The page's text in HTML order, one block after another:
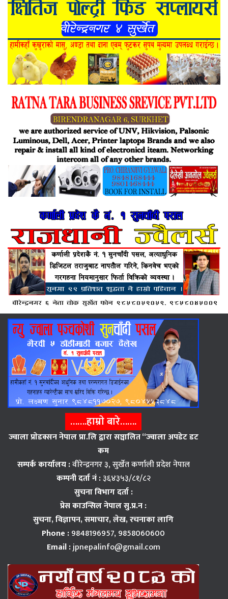
…….हाम्राे बारे…….
ज्वाला प्राेडक्सन नेपाल प्रा.लि द्वारा सञ्चालित “ज्वाला अपडेट डट
कम
सम्पर्क कार्यालय :वीरेन्द्रनगर ३, सुर्खेत कर्णाली प्रदेश नेपाल
कम्पनी दर्ता नं :३६४३५३/८१/८२
सुचना विभाग दर्ता :
प्रेस काउन्सिल नेपाल सु.प्र.न :
सुचना, विज्ञापन,समाचार, लेख, रचनाका लागि
Phone :9848196957, 9858060600
Email :jpnepalinfo@gmail.com